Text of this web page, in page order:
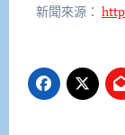
新聞來源：